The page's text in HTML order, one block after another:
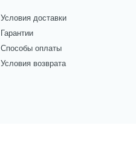
Условия доставки
Гарантии
Способы оплаты
Условия возврата